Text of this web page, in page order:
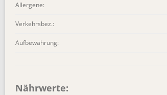
Allergene:
Verkehrsbez.:
Aufbewahrung:
Nährwerte: